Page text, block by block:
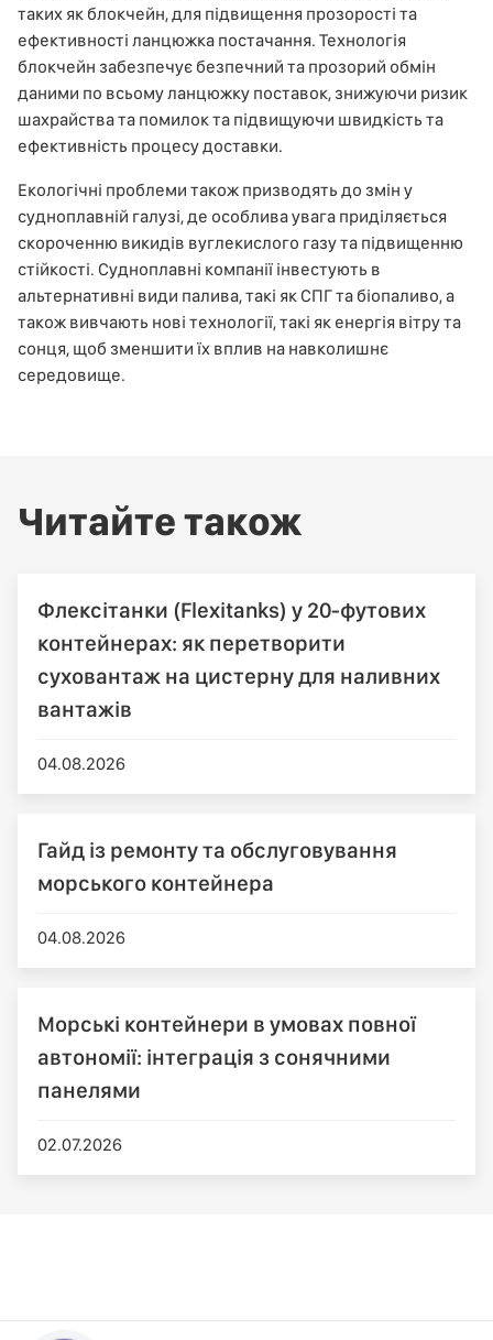
таких як блокчейн, для підвищення прозорості та
ефективності ланцюжка постачання. Технологія
блокчейн забезпечує безпечний та прозорий обмін
даними по всьому ланцюжку поставок, знижуючи ризик
шахрайства та помилок та підвищуючи швидкість та
ефективність процесу доставки.
Екологічні проблеми також призводять до змін у
судноплавній галузі, де особлива увага приділяється
скороченню викидів вуглекислого газу та підвищенню
стійкості. Судноплавні компанії інвестують в
альтернативні види палива, такі як СПГ та біопаливо, а
також вивчають нові технології, такі як енергія вітру та
сонця, щоб зменшити їх вплив на навколишнє
середовище.
Читайте також
Флексітанки (Flexitanks) у 20-футових
контейнерах: як перетворити
суховантаж на цистерну для наливних
вантажів
04.08.2026
Гайд із ремонту та обслуговування
морського контейнера
04.08.2026
Морські контейнери в умовах повної
автономії: інтеграція з сонячними
панелями
02.07.2026